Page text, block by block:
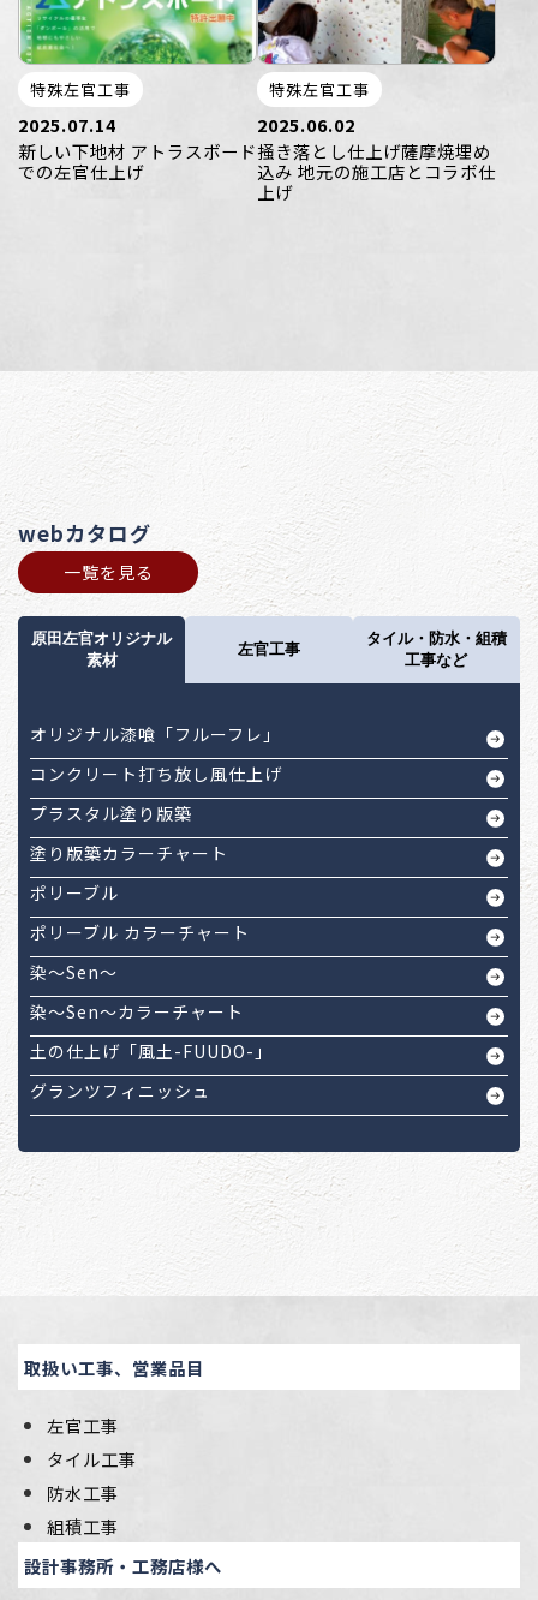
特殊左官工事
2025.07.14
新しい下地材 アトラスボード
での左官仕上げ
特殊左官工事
2025.06.02
掻き落とし仕上げ薩摩焼埋め
込み 地元の施工店とコラボ仕
上げ
webカタログ
一覧を見る
原田左官オリジナル
素材
左官工事
タイル・防水・組積
工事など
オリジナル漆喰「フルーフレ」
コンクリート打ち放し風仕上げ
プラスタル塗り版築
塗り版築カラーチャート
ポリーブル
ポリーブル カラーチャート
染～Sen～
染～Sen～カラーチャート
土の仕上げ「風土-FUUDO-」
グランツフィニッシュ
取扱い工事、営業品目
左官工事
タイル工事
防水工事
組積工事
設計事務所・工務店様へ